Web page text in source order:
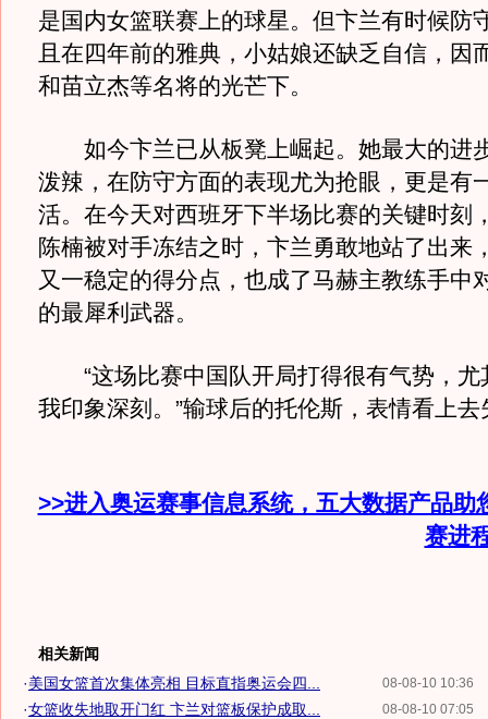
是国内女篮联赛上的球星。但卞兰有时候防
且在四年前的雅典，小姑娘还缺乏自信，因
和苗立杰等名将的光芒下。
如今卞兰已从板凳上崛起。她最大的进
泼辣，在防守方面的表现尤为抢眼，更是有
活。在今天对西班牙下半场比赛的关键时刻
陈楠被对手冻结之时，卞兰勇敢地站了出来
又一稳定的得分点，也成了马赫主教练手中
的最犀利武器。
“这场比赛中国队开局打得很有气势，尤
我印象深刻。”输球后的托伦斯，表情看上去
>>进入奥运赛事信息系统，五大数据产品助
赛进
相关新闻
08-08-10 10:36
·美国女篮首次集体亮相 目标直指奥运会四...
08-08-10 07:05
·女篮收失地取开门红 卞兰对篮板保护成取...